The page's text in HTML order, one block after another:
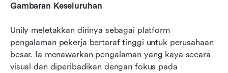
Gambaran Keseluruhan
Unily meletakkan dirinya sebagai platform
pengalaman pekerja bertaraf tinggi untuk perusahaan
besar. Ia menawarkan pengalaman yang kaya secara
visual dan diperibadikan dengan fokus pada